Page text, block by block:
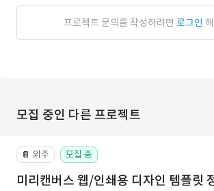
프로젝트 문의를 작성하려면 로그인
모집 중인 다른 프로젝트
📔 외주 모집 중
미리캔버스 웹/인쇄용 디자인 템플릿